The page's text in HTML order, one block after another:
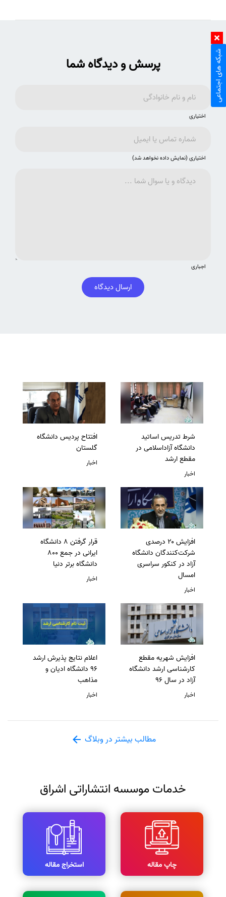
پرسش و دیدگاه شما
اختیاری
اختیاری (نمایش داده نخواهد شد)
اجباری
ارسال دیدگاه
شرط تدریس اساتید
دانشگاه آزاداسلامی در
مقطع ارشد
اخبار
افتتاح پردیس دانشگاه
گلستان
اخبار
افزایش ۲۰ درصدی
شرکت‌کنندگان دانشگاه
آزاد در کنکور سراسری
امسال
اخبار
قرار گرفتن 8 دانشگاه
ایرانی در جمع 800
دانشگاه برتر دنیا
اخبار
افزایش شهریه مقطع
کارشناسی ارشد دانشگاه
آزاد در سال 96
اخبار
اعلام نتایج پذیرش ارشد
96 دانشگاه ادیان و
مذاهب
اخبار
مطالب بیشتر در وبلاگ
خدمات موسسه انتشاراتی اشراق
چاپ مقاله استخراج مقاله
شبکه های اجتماعی